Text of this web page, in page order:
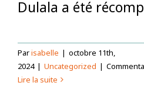
Dulala a été
Parisabelle | octobre 11th,
2024 | Uncategorized |
Lire la suite